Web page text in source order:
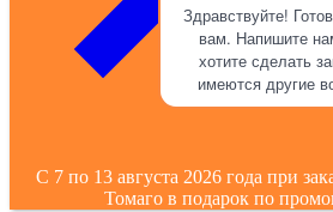
Здравствуйте!
вам. Напишите
хотите сделать
имеются другие
С 7 по 13 августа 2026 года при
Томаго в подарок по